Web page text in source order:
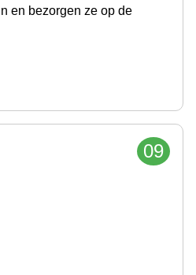
en bezorgen ze op de
09